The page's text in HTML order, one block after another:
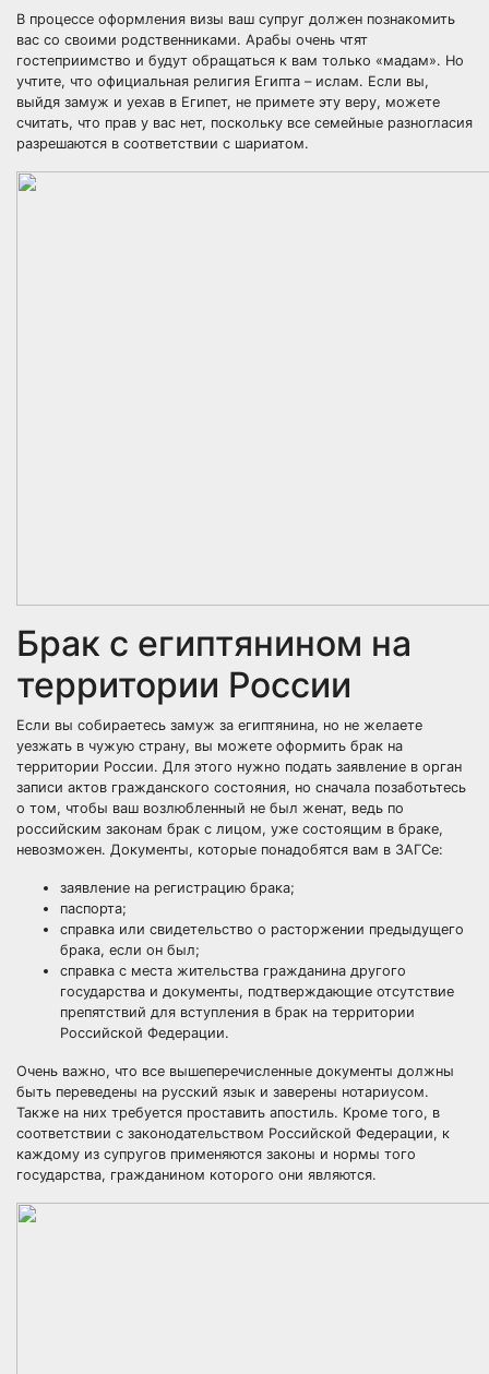
В процессе оформления визы ваш супруг должен познакомить
вас со своими родственниками. Арабы очень чтят
гостеприимство и будут обращаться к вам только «мадам». Но
учтите, что официальная религия Египта – ислам. Если вы,
выйдя замуж и уехав в Египет, не примете эту веру, можете
считать, что прав у вас нет, поскольку все семейные разногласия
разрешаются в соответствии с шариатом.
Брак с египтянином на
территории России
Если вы собираетесь замуж за египтянина, но не желаете
уезжать в чужую страну, вы можете оформить брак на
территории России. Для этого нужно подать заявление в орган
записи актов гражданского состояния, но сначала позаботьтесь
о том, чтобы ваш возлюбленный не был женат, ведь по
российским законам брак с лицом, уже состоящим в браке,
невозможен. Документы, которые понадобятся вам в ЗАГСе:
заявление на регистрацию брака;
паспорта;
справка или свидетельство о расторжении предыдущего
брака, если он был;
справка с места жительства гражданина другого
государства и документы, подтверждающие отсутствие
препятствий для вступления в брак на территории
Российской Федерации.
Очень важно, что все вышеперечисленные документы должны
быть переведены на русский язык и заверены нотариусом.
Также на них требуется проставить апостиль. Кроме того, в
соответствии с законодательством Российской Федерации, к
каждому из супругов применяются законы и нормы того
государства, гражданином которого они являются.